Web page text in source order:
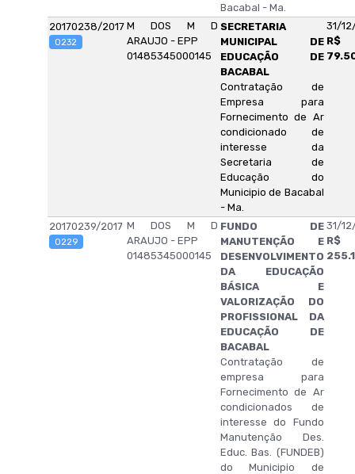
Bacabal - Ma.
20170238/2017
0232
M DOS M D
ARAUJO - EPP
01485345000145
SECRETARIA
MUNICIPAL DE
EDUCAÇÃO DE
BACABAL
Contratação de
Empresa para
Fornecimento de Ar
condicionado de
interesse da
Secretaria de
Educação do
Municipio de Bacabal
- Ma.
31/
R$
20170239/2017
0229
M DOS M D
ARAUJO - EPP
01485345000145
FUNDO DE
MANUTENÇÃO E
DESENVOLVIMENTO
DA EDUCAÇÃO
BÁSICA E
VALORIZAÇÃO DO
PROFISSIONAL DA
EDUCAÇÃO DE
BACABAL
Contratação de
empresa para
Fornecimento de Ar
condicionados de
interesse do Fundo
Manutenção Des.
Educ. Bas. (FUNDEB)
do Municipio de
31/
R$